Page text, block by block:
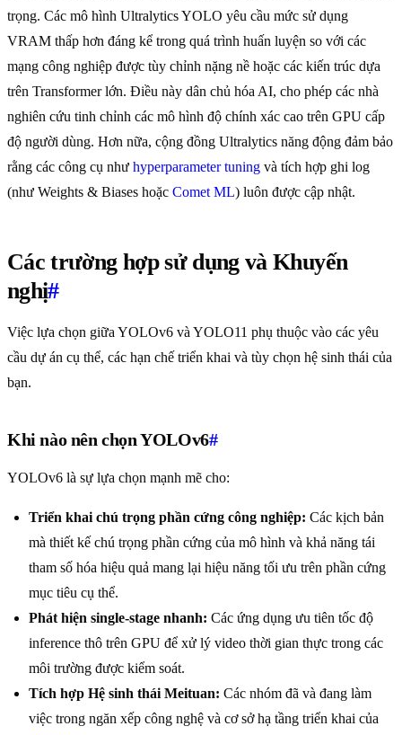
trọng. Các mô hình Ultralytics YOLO yêu cầu mức sử dụng
VRAM thấp hơn đáng kể trong quá trình huấn luyện so với các
mạng công nghiệp được tùy chỉnh nặng nề hoặc các kiến trúc dựa
trên Transformer lớn. Điều này dân chủ hóa AI, cho phép các nhà
nghiên cứu tinh chỉnh các mô hình độ chính xác cao trên GPU cấp
độ người dùng. Hơn nữa, cộng đồng Ultralytics năng động đảm bảo
rằng các công cụ như hyperparameter tuning và tích hợp ghi log
(như Weights & Biases hoặc Comet ML) luôn được cập nhật.
Các trường hợp sử dụng và Khuyến
nghị#
Việc lựa chọn giữa YOLOv6 và YOLO11 phụ thuộc vào các yêu
cầu dự án cụ thể, các hạn chế triển khai và tùy chọn hệ sinh thái của
bạn.
Khi nào nên chọn YOLOv6#
YOLOv6 là sự lựa chọn mạnh mẽ cho:
Triển khai chú trọng phần cứng công nghiệp: Các kịch bản
mà thiết kế chú trọng phần cứng của mô hình và khả năng tái
tham số hóa hiệu quả mang lại hiệu năng tối ưu trên phần cứng
mục tiêu cụ thể.
Phát hiện single-stage nhanh: Các ứng dụng ưu tiên tốc độ
inference thô trên GPU để xử lý video thời gian thực trong các
môi trường được kiểm soát.
Tích hợp Hệ sinh thái Meituan: Các nhóm đã và đang làm
việc trong ngăn xếp công nghệ và cơ sở hạ tầng triển khai của